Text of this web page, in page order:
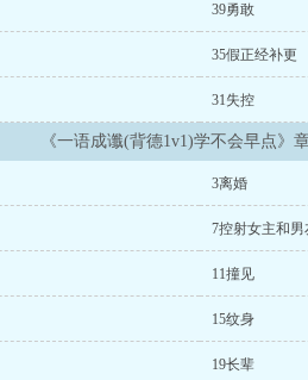
39勇敢
35假正经补更
31失控
《一语成谶(背德1v1)学不会早点》
3离婚
7控射女主和男
11撞见
15纹身
19长辈